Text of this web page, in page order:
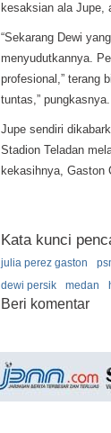
kesaksian ala Jupe,
“Sekarang Dewi
menyudutkannya.
profesional,” terang
tuntas,” pungkasnya.
Jupe sendiri
Stadion Teladan
kekasihnya, Gaston
Kata kunci
julia perez gaston
dewi persik
medan
Beri komentar